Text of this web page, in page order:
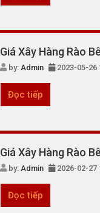
Giá Xây Hàng Rào
by: Admin 2023-05-26
Đọc tiếp
Giá Xây Hàng Rào
by: Admin 2026-02-27
Đọc tiếp